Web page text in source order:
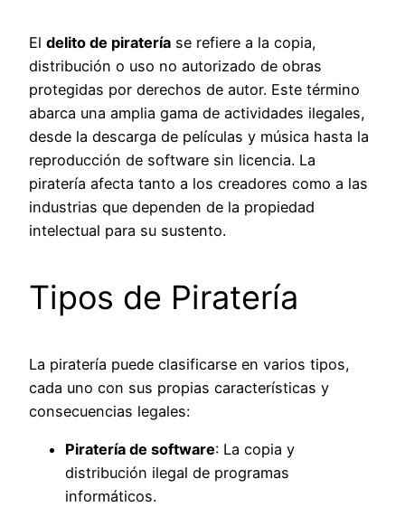
El delito de piratería se refiere a la copia,
distribución o uso no autorizado de obras
protegidas por derechos de autor. Este término
abarca una amplia gama de actividades ilegales,
desde la descarga de películas y música hasta la
reproducción de software sin licencia. La
piratería afecta tanto a los creadores como a las
industrias que dependen de la propiedad
intelectual para su sustento.
Tipos de Piratería
La piratería puede clasificarse en varios tipos,
cada uno con sus propias características y
consecuencias legales:
Piratería de software: La copia y
distribución ilegal de programas
informáticos.